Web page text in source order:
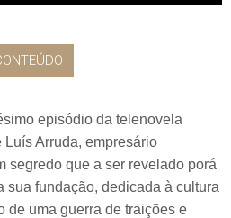
episódio da telenovela
Luís Arruda, empresário
segredo que a ser revelado porá
sua fundação, dedicada à cultura
de uma guerra de traições e